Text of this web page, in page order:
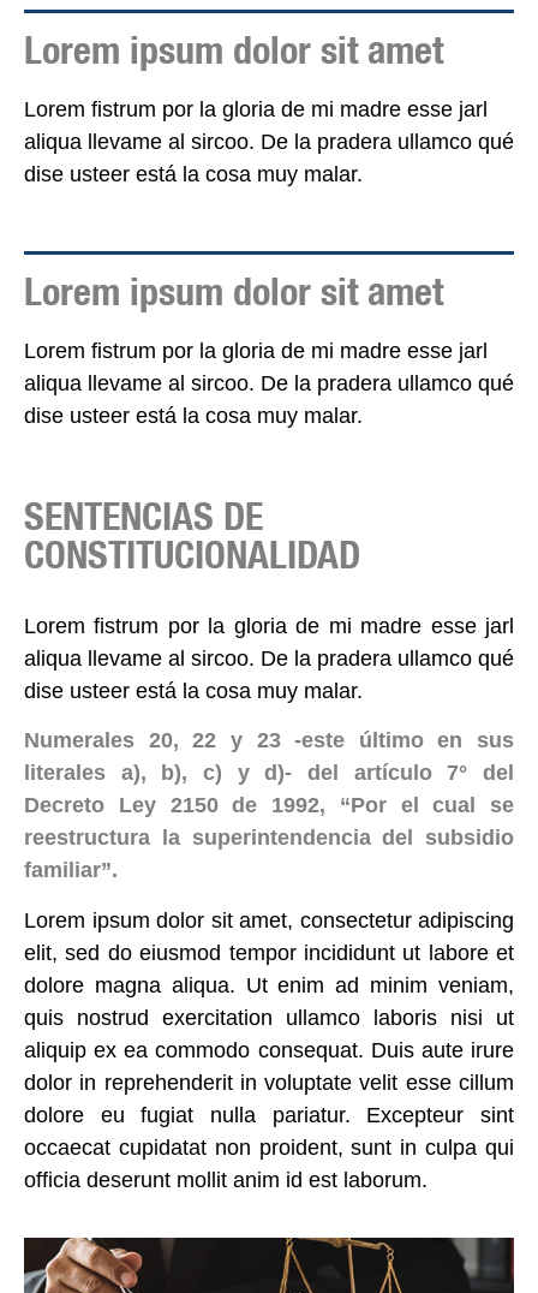
Lorem ipsum dolor sit amet
Lorem fistrum por la gloria de mi madre esse jarl
aliqua llevame al sircoo. De la pradera ullamco qué
dise usteer está la cosa muy malar.
Lorem ipsum dolor sit amet
Lorem fistrum por la gloria de mi madre esse jarl
aliqua llevame al sircoo. De la pradera ullamco qué
dise usteer está la cosa muy malar.
SENTENCIAS DE
CONSTITUCIONALIDAD
Lorem fistrum por la gloria de mi madre esse jarl
aliqua llevame al sircoo. De la pradera ullamco qué
dise usteer está la cosa muy malar.
Numerales 20, 22 y 23 -este último en sus
literales a), b), c) y d)- del artículo 7° del
Decreto Ley 2150 de 1992, “Por el cual se
reestructura la superintendencia del subsidio
familiar”.
Lorem ipsum dolor sit amet, consectetur adipiscing
elit, sed do eiusmod tempor incididunt ut labore et
dolore magna aliqua. Ut enim ad minim veniam,
quis nostrud exercitation ullamco laboris nisi ut
aliquip ex ea commodo consequat. Duis aute irure
dolor in reprehenderit in voluptate velit esse cillum
dolore eu fugiat nulla pariatur. Excepteur sint
occaecat cupidatat non proident, sunt in culpa qui
officia deserunt mollit anim id est laborum.